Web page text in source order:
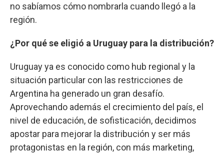
no sabíamos cómo nombrarla cuando llegó a la
región.
¿Por qué se eligió a Uruguay para la distribución?
Uruguay ya es conocido como hub regional y la
situación particular con las restricciones de
Argentina ha generado un gran desafío.
Aprovechando además el crecimiento del país, el
nivel de educación, de sofisticación, decidimos
apostar para mejorar la distribución y ser más
protagonistas en la región, con más marketing,